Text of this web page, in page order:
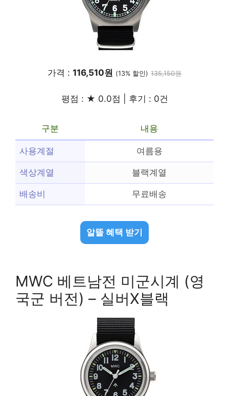
가격 : 116,510원 (13% 할인) 135,150원
평점 : ★ 0.0점 | 후기 : 0건
구분 내용
사용계절 여름용
색상계열 블랙계열
배송비 무료배송
알뜰 혜택 받기
MWC 베트남전 미군시계 (영
국군 버전) – 실버X블랙